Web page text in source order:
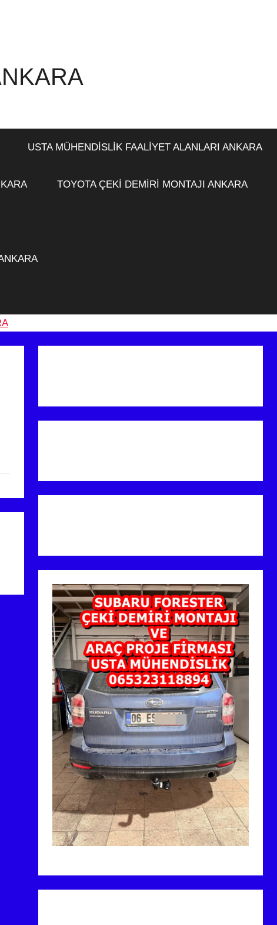
USTA MÜHENDİSLİK FAALİYET ALANLARI ANKARA
TOYOTA ÇEKİ DEMİRİ MONTAJI ANKARA